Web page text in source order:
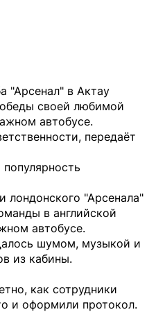
"Арсенал" в Актау
своей любимой
автобусе.
передаёт
лондонского "Арсенала"
в английской
автобусе.
шумом, музыкой и
из кабины.
как сотрудники
и оформили протокол.